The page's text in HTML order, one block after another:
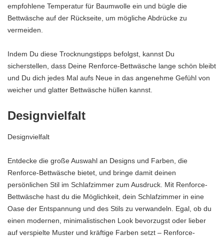
empfohlene Temperatur für Baumwolle ein und bügle die
Bettwäsche auf der Rückseite, um mögliche Abdrücke zu
vermeiden.
Indem Du diese Trocknungstipps befolgst, kannst Du
sicherstellen, dass Deine Renforce-Bettwäsche lange schön bleibt
und Du dich jedes Mal aufs Neue in das angenehme Gefühl von
weicher und glatter Bettwäsche hüllen kannst.
Designvielfalt
Designvielfalt
Entdecke die große Auswahl an Designs und Farben, die
Renforce-Bettwäsche bietet, und bringe damit deinen
persönlichen Stil im Schlafzimmer zum Ausdruck. Mit Renforce-
Bettwäsche hast du die Möglichkeit, dein Schlafzimmer in eine
Oase der Entspannung und des Stils zu verwandeln. Egal, ob du
einen modernen, minimalistischen Look bevorzugst oder lieber
auf verspielte Muster und kräftige Farben setzt – Renforce-